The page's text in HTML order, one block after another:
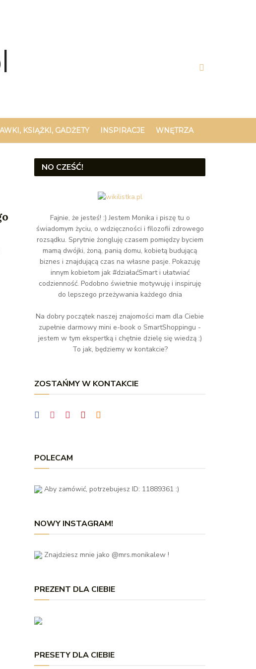
KSIĄŻKI, GADŻETY INSPIRACJE WNĘTRZA
NO CZEŚĆ!
Fajnie, że jesteś! :) Jestem Monika i piszę tu o
świadomym życiu, o wdzięczności i filozofii zdrowego
rozsądku. Sprytnie żongluję czasem pomiędzy byciem
mamą dwójki, żoną, panią domu, kobietą budującą
biznes i znajdującą czas na własne pasje. Pokazuję
innym kobietom jak #działaćSmart i ułatwiać
codzienność. Podobno świetnie motywuję i inspiruję
do lepszego przeżywania każdego dnia
Na dobry początek naszej znajomości mam dla Ciebie
zupełnie darmowy mini e-book o SmartShoppingu -
jestem w tym ekspertką i chętnie dzielę się wiedzą :)
To jak, będziemy w kontakcie?
ZOSTAŃMY W KONTAKCIE
POLECAM
Aby zamówić, potrzebujesz ID: 11889361 :)
NOWY INSTAGRAM!
Znajdziesz mnie jako @mrs.monikalew !
PREZENT DLA CIEBIE
PRESETY DLA CIEBIE